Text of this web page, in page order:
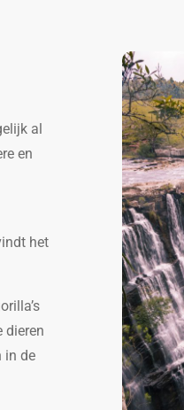
al
en
het
dieren
in de